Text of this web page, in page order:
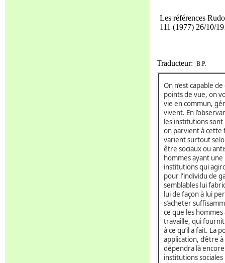
Les références
111 (1977) 26/10/
Traducteur: B.P.
On n’est capable
points de vue, on
vie en commun,
vivent. En
les institutions
on parvient à cette
varient surtout
être sociaux ou
hommes ayant
institutions qui
pour l'individu de
semblables lui
lui de façon à lui
s’acheter
ce que les
travaille, qui
à ce qu’il a fait. La
application, d’être
dépendra là
institutions